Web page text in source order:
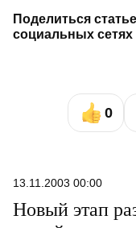
Поделиться
социальных сетях
0
13.11.2003 00:00
Новый этап